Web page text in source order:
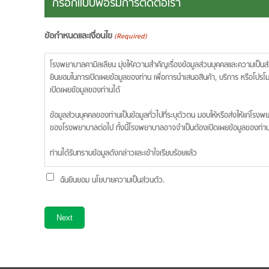
กรอกแบบฟอร์มการติดต่อเรา
ข้อกำหนดและเงื่อนไข (Required)
โรงพยาบาลคามิลเลียน มุ่งให้ความสำคัญเรื่องข้อมูลส่วนบุคคลและความเป็นส่วนตัวของท่าน ทั้งนี้การเก็บรวบรวมข้อมูลต่าง ๆ เช่น ชื่อ – นามสกุล อายุ เพศ รวมถึงสุขภาพของท่าน มีเพื่อความจำเป็นและประโยชน์ทางการแพทย์ รวมถึงการให้ความ
ยินยอมในการเปิดเผยข้อมูลของท่าน เพื่อการนำเสนอสินค้า, บริการ หรือโปรโมชั่นที่ท่านอาจสนใจ ทั้งนี้ท่านมีสิทธิ์เข้าถึงข้อมูลของท่าน การขอสำเนาข้อมูล การเพิ่มเติมข้อมูล การแก้ไขข้อมูล หรือการยกเลิกการให้ความยินยอมในการเก็บข้อมูล หรือการ
เปิดเผยข้อมูลของท่านได้
ข้อมูลส่วนบุคคลของท่านเป็นข้อมูลทั่วไปที่ระบุตัวตน มอบให้หรือส่งให้แก่โรงพยาบาลคามิลเลียนซึ่งจะเข้าสู่ระบบฐานข้อมูลของโรงพยาบาล และมีการจัดเก็บตามนโยบายของโรงพยาบาล โรงพยาบาลจะดำเนินการทำลายข้อมูลส่วนบุคคลนั่นๆ ตามขั้นตอน
ของโรงพยาบาลต่อไป ทั้งนี้โรงพยาบาลอาจจำเป็นต้องเปิด
ท่านได้รับทราบข้อมูลดังกล่าวและเข้าใจเรียบร้อยแล้ว
ฉันยินยอม นโยบายความเป็นส่วนตัว.